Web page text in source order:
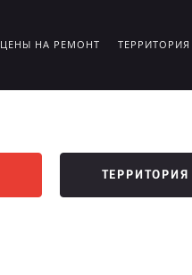
ЦЕНЫ НА РЕМОНТ
ТЕРРИТОРИЯ